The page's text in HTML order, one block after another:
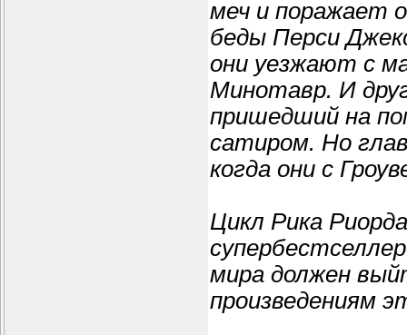
меч и поражает
беды Перси
они уезжают с
Минотавр. И
пришедший на
сатиром. Но
когда они с
Цикл Рика
мира должен
произведениям